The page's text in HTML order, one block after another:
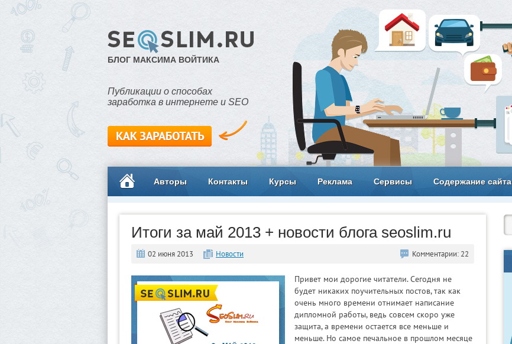
БЛОГ МАКСИМА ВОЙТИКА
Публикации о способах
заработка в интернете и SEO
Авторы Контакты Курсы Реклама Сервисы Содержание сайта
Итоги за май 2013 + новости блога seoslim.ru
02 июня 2013 Новости Комментарии: 22
Привет мои дорогие читатели. Сегодня не
будет никаких поучительных постов, так как
очень много времени отнимает написание
дипломной работы, ведь совсем скоро уже
защита, а времени остается все меньше и
меньше. Но самое печальное в прошлом месяце